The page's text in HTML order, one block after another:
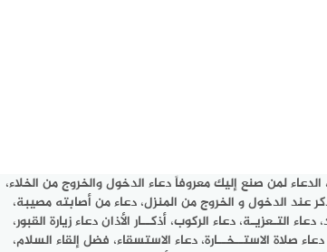
لمن صنع إليك معروفاً دعاء الدخول والخروج من الخلاء،
عند الدخول و الخروج من المنزل، دعاء من أصابته مصيبة،
دعاء الركوب، أذكــار الأذان دعاء زيارة القبور،
صلاة الاستــخــارة، دعاء الاستسقاء، فضل إلقاء السلام،